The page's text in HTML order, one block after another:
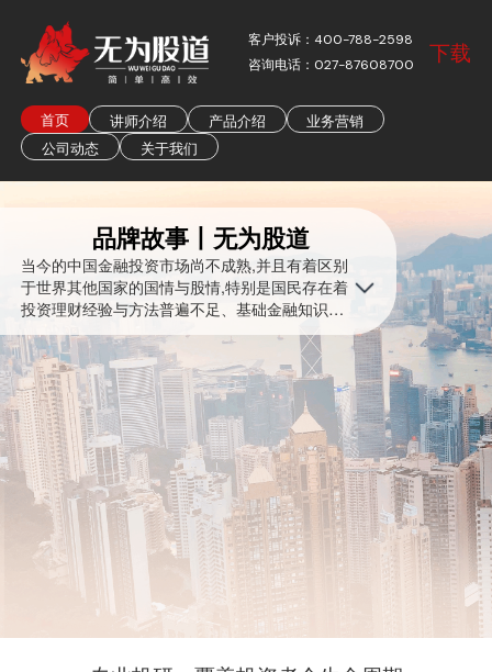
客户投诉：400-788-2598
咨询电话：027-87608700
下载
首页 讲师介绍 产品介绍
业务营销
公司动态
关于我们
品牌故事丨无为股道
当今的中国金融投资市场尚不成熟,并且有着区别
于世界其他国家的国情与股情,特别是国民存在着
投资理财经验与方法普遍不足、基础金融知识匮
乏、以及金融风险识别和管理能力欠缺等诸多问
题; 另一方面,中国投资者对财富管理的学习意愿
与资产保值升值存在非常强烈而迫切的需求。因
此,无为股道确立了“智能投资决策领跑者,与中国
亿万股民共成长”的品牌愿景,以移动端资讯、教
学、策略、工具等全方位一站式投研服务为载体,
向投资者提供及时、专业的市场信息和个性化的
投资理财建议。